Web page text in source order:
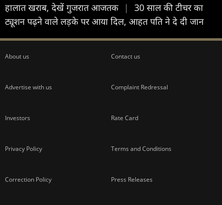
हालात खराब, देखें गुजरात आजतक
|
30 साल की टीचर का
ट्यूशन पढ़ने वाले लड़के पर आया दिल, आहत पति ने दे दी जान
About us Contact us
Advertise with us Complaint Redressal
Investors Rate Card
Privacy Policy Terms and Conditions
Correction Policy Press Releases